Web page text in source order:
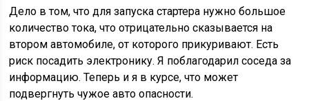
Дело в том, что для запуска стартера нужно большое
количество тока, что отрицательно сказывается на
втором автомобиле, от которого прикуривают. Есть
риск посадить электронику. Я поблагодарил соседа за
информацию. Теперь и я в курсе, что может
подвергнуть чужое авто опасности.